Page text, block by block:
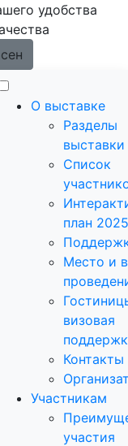
удобства
О выставке
Разделы
выставки
Список
план 2025
Место и
визовая
Контакты
Участникам
участия